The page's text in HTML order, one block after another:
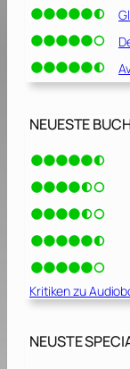
NEUESTE
Kritiken zu
NEUSTE